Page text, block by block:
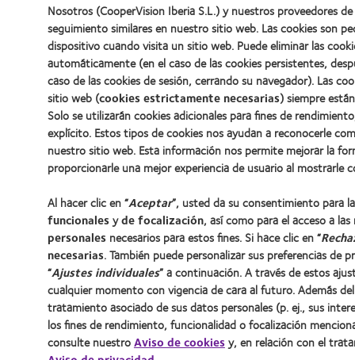
Nosotros (CooperVision Iberia S.L.) y nuestros proveedores
seguimiento similares en nuestro sitio web. Las cookies son
dispositivo cuando visita un sitio web. Puede eliminar las
automáticamente (en el caso de las cookies persistentes,
caso de las cookies de sesión, cerrando su navegador). Las
sitio web (cookies estrictamente necesarias) siempre
Solo se utilizarán cookies adicionales para fines de
explícito. Estos tipos de cookies nos ayudan a reconocerle
nuestro sitio web. Esta información nos permite mejorar la
proporcionarle una mejor experiencia de usuario al mostrarle
Al hacer clic en “Aceptar”, usted da su consentimiento para
funcionalesyde focalización, así como para el acceso a
personalesnecesarios para estos fines. Si hace clic en “
necesarias. También puede personalizar sus preferencias de
“Ajustes individuales” a continuación. A través de estos
cualquier momento con vigencia de cara al futuro. Además
tratamiento asociado de sus datos personales (p. ej., sus
los fines de rendimiento, funcionalidad o focalización
consulte nuestroAviso de cookiesy, en relación con el